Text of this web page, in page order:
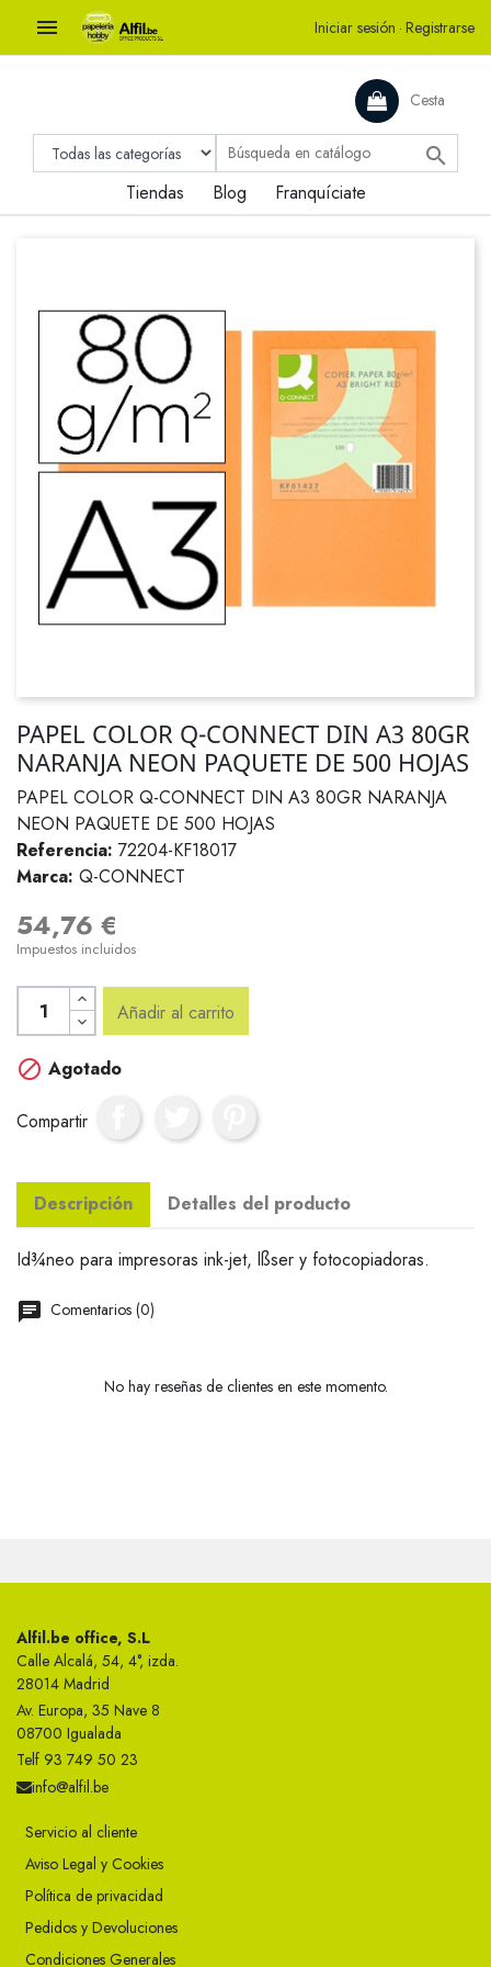
 Iniciar sesión · Registrarse
Cesta

Tiendas Blog Franquíciate
PAPEL COLOR Q-CONNECT DIN A3 80GR
NARANJA NEON PAQUETE DE 500 HOJAS
PAPEL COLOR Q-CONNECT DIN A3 80GR NARANJA
NEON PAQUETE DE 500 HOJAS
Referencia: 72204-KF18017
Marca: Q-CONNECT
54,76 €
Impuestos incluidos
Añadir al carrito
 Agotado
Compartir
Descripción Detalles del producto
Id¾neo para impresoras ink-jet, lßser y fotocopiadoras.
Comentarios (0)
No hay reseñas de clientes en este momento.
Alfil.be office, S.L
Calle Alcalá, 54, 4°, izda.
28014 Madrid
Av. Europa, 35 Nave 8
08700 Igualada
Telf 93 749 50 23
info@alfil.be
Servicio al cliente
Aviso Legal y Cookies
Política de privacidad
Pedidos y Devoluciones
Condiciones Generales